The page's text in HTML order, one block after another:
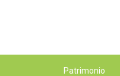
Patrimonio